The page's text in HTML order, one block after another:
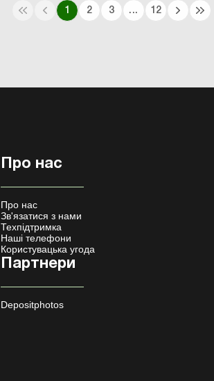
1 2 3 ... 12
Про нас
Про нас
Зв'язатися з нами
Техпідтримка
Наші телефони
Користувацька угода
Партнери
Depositphotos